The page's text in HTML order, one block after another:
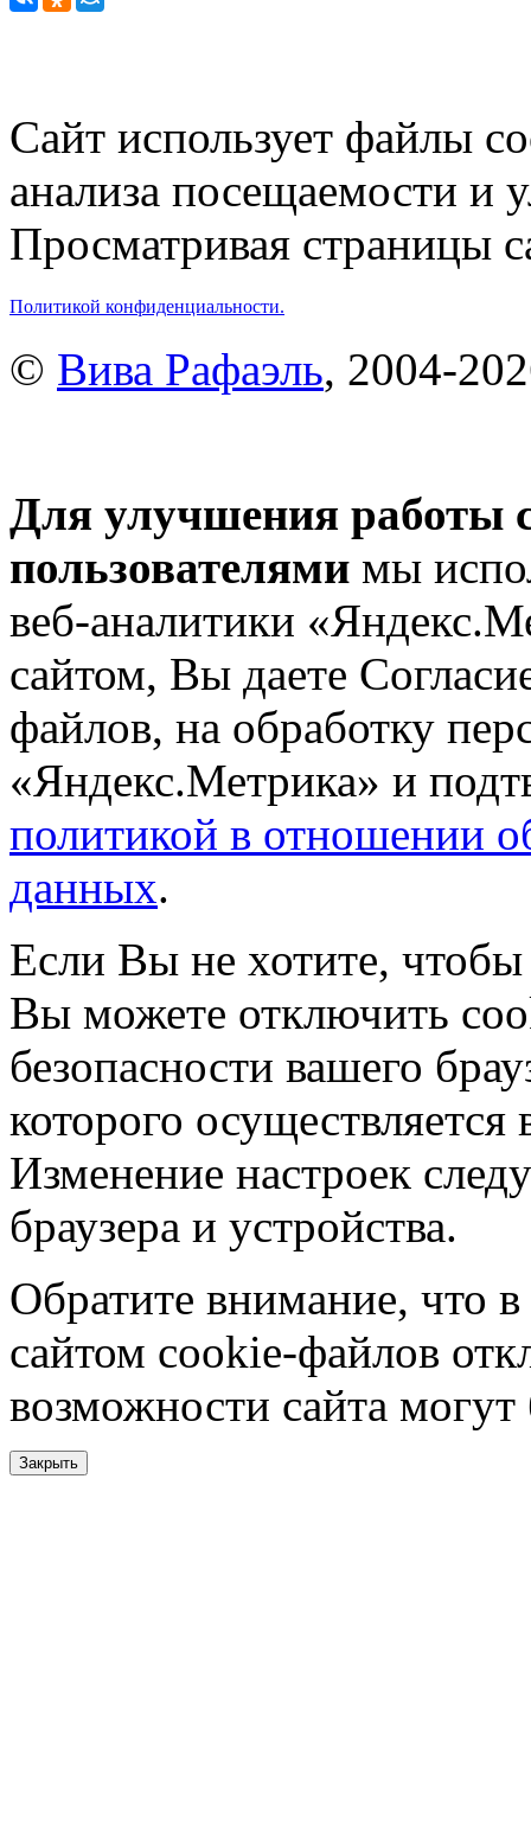
Сайт использует файлы
анализа посещаемости и
Просматривая страницы
Политикой конфиденциальности.
© Вива Рафаэль, 2004-
Для улучшения работы
пользователями мы
веб-аналитики
сайтом, Вы даете
файлов, на обработку
«Яндекс.Метрика» и
политикой в отношении
данных.
Если Вы не хотите,
Вы можете отключить
безопасности вашего
которого
Изменение настроек
браузера и устройства.
Обратите внимание, что в
сайтом cookie-файлов
возможности сайта
Закрыть